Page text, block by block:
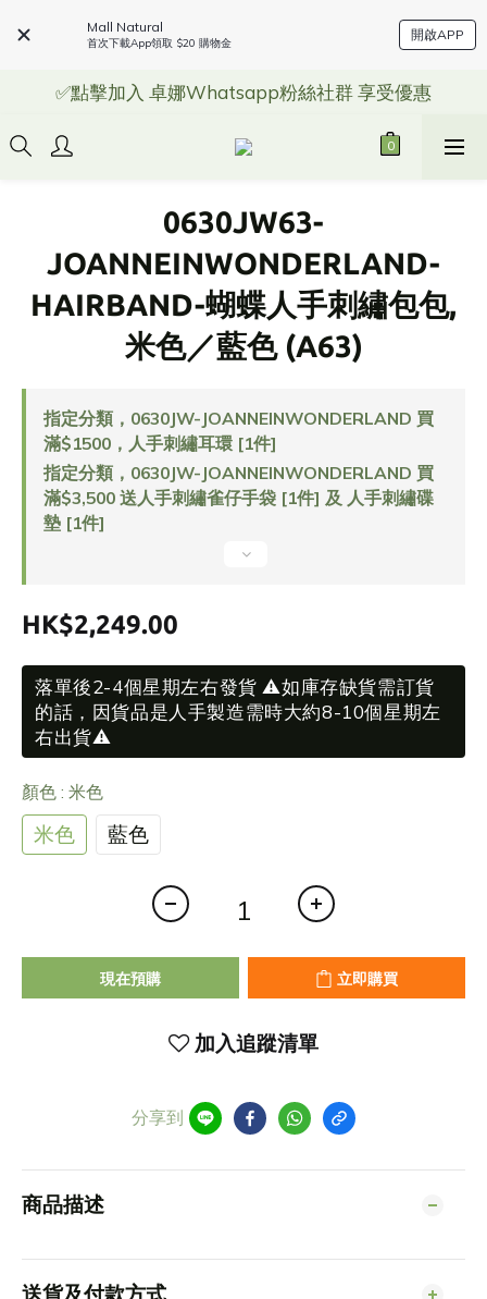
Mall Natural
首次下載App領取 $20 購物金
開啟APP
✅點擊加入 卓娜Whatsapp粉絲社群 享受優惠
0630JW63-
JOANNEINWONDERLAND-
HAIRBAND-蝴蝶人手刺繡包包,
米色／藍色 (A63)
指定分類，0630JW-JOANNEINWONDERLAND 買
滿$1500，人手刺繡耳環 [1件]
指定分類，0630JW-JOANNEINWONDERLAND 買
滿$3,500 送人手刺繡雀仔手袋 [1件] 及 人手刺繡碟
墊 [1件]
HK$2,249.00
落單後2-4個星期左右發貨 ⚠️如庫存缺貨需訂貨
的話，因貨品是人手製造需時大約8-10個星期左
右出貨⚠️
顏色 : 米色
米色 藍色
現在預購 立即購買
加入追蹤清單
分享到
商品描述
送貨及付款方式